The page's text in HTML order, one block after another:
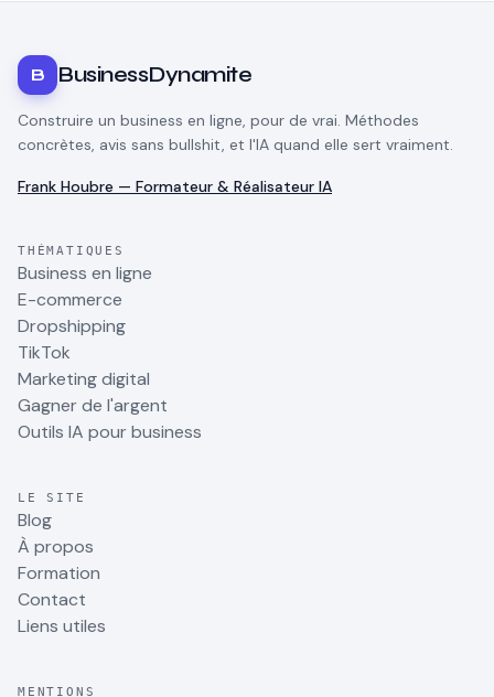
B BusinessDynamite
Construire un business en ligne, pour de vrai. Méthodes
concrètes, avis sans bullshit, et l'IA quand elle sert vraiment.
Frank Houbre — Formateur & Réalisateur IA
THÉMATIQUES
Business en ligne
E-commerce
Dropshipping
TikTok
Marketing digital
Gagner de l'argent
Outils IA pour business
LE SITE
Blog
À propos
Formation
Contact
Liens utiles
MENTIONS